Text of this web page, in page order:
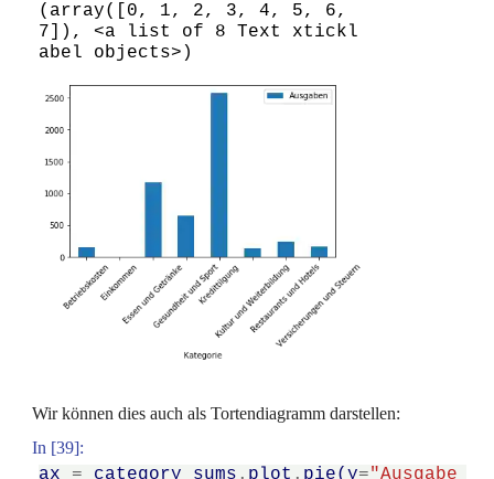
(array([0, 1, 2, 3, 4, 5, 6,
7]), <a list of 8 Text xtickl
abel objects>)
Wir können dies auch als Tortendiagramm darstellen:
In [39]:
ax = category_sums . plot . pie(y="Ausgabe